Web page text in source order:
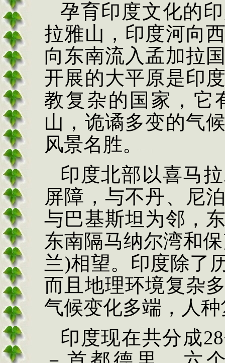
孕育印度文化的
拉雅山，印度河向
向东南流入孟加拉
开展的大平原是印
教复杂的国家，它
山，诡谲多变的气
风景名胜。
印度北部以喜马
屏障，与不丹、尼
与巴基斯坦为邻，
东南隔马纳尔湾和
兰)相望。印度除了
而且地理环境复杂
气候变化多端，人
印度现在共分成